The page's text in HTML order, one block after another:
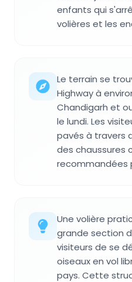
enfants qui
volières et les
Le terrain se
Highway à
Chandigarh et
le lundi. Les
pavés à travers
des chaussures
recommandées
Une volière
grande section
visiteurs de se
oiseaux en vol
pays. Cette